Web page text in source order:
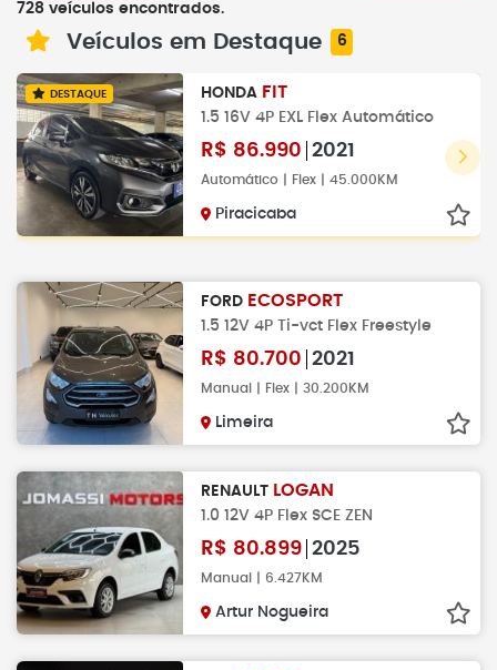
728 veículos encontrados.
Veículos em Destaque 6
DESTAQUE HONDA FIT
1.5 16V 4P EXL Flex Automático
R$ 86.990 2021
Automático | Flex | 45.000KM
Piracicaba
FORD ECOSPORT
1.5 12V 4P Ti-vct Flex Freestyle
R$ 80.700 2021
Manual | Flex | 30.200KM
Limeira
RENAULT LOGAN
1.0 12V 4P Flex SCE ZEN
R$ 80.899 2025
Manual | 6.427KM
Artur Nogueira